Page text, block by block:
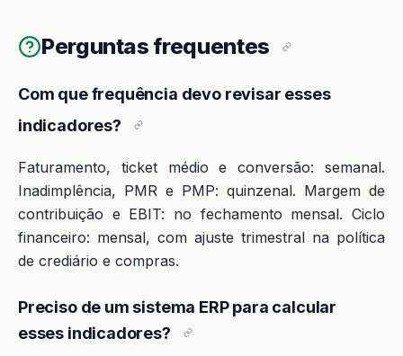
Perguntas frequentes
Com que frequência devo revisar esses
indicadores?
Faturamento, ticket médio e conversão: semanal.
Inadimplência, PMR e PMP: quinzenal. Margem de
contribuição e EBIT: no fechamento mensal. Ciclo
financeiro: mensal, com ajuste trimestral na política
de crediário e compras.
Preciso de um sistema ERP para calcular
esses indicadores?